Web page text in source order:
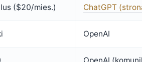
($20/mies.) ChatGPT
OpenAI